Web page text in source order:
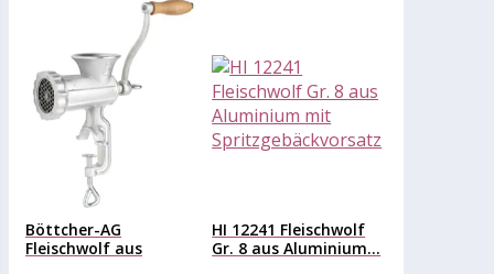
Böttcher-AG
Fleischwolf aus
HI 12241 Fleischwolf
Gr. 8 aus Aluminium...